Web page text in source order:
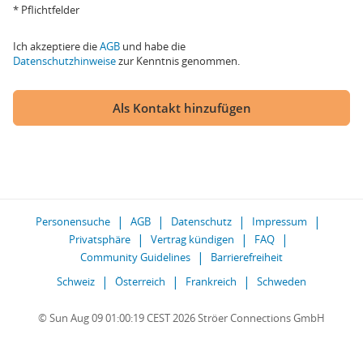
* Pflichtfelder
Ich akzeptiere dieAGB und habe die
Datenschutzhinweisezur Kenntnis genommen.
Als Kontakt hinzufügen
Personensuche AGB Datenschutz
Impressum
Privatsphäre
Vertrag kündigen
FAQ
Community Guidelines
Barrierefreiheit
Schweiz
Österreich Frankreich Schweden
© Sun Aug 09 01:00:19 CEST 2026 Ströer Connections GmbH